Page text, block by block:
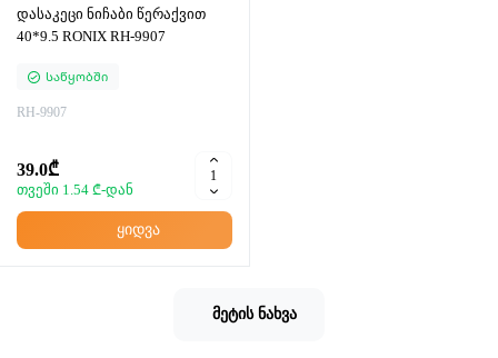
დასაკეცი ნიჩაბი წერაქვით
40*9.5 RONIX RH-9907
Საწყობში
RH-9907
39.0₾
თვეში 1.54 ₾-დან
ყიდვა
მეტის ნახვა